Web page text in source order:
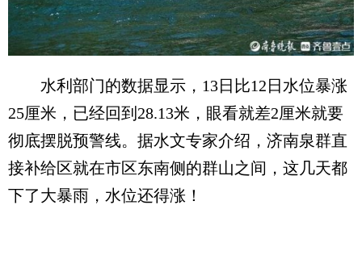
水利部门的数据显示，13日比12日水位暴涨
25厘米，已经回到28.13米，眼看就差2厘米就要
彻底摆脱预警线。据水文专家介绍，济南泉群直
接补给区就在市区东南侧的群山之间，这几天都
下了大暴雨，水位还得涨！